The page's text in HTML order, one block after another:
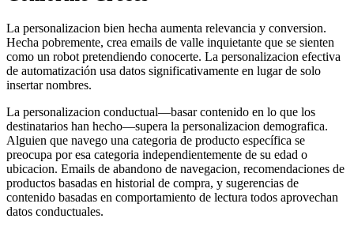
La personalizacion bien hecha aumenta relevancia y conversion.
Hecha pobremente, crea emails de valle inquietante que se sienten
como un robot pretendiendo conocerte. La personalizacion efectiva
de automatización usa datos significativamente en lugar de solo
insertar nombres.
La personalizacion conductual—basar contenido en lo que los
destinatarios han hecho—supera la personalizacion demografica.
Alguien que navego una categoria de producto específica se
preocupa por esa categoria independientemente de su edad o
ubicacion. Emails de abandono de navegacion, recomendaciones de
productos basadas en historial de compra, y sugerencias de
contenido basadas en comportamiento de lectura todos aprovechan
datos conductuales.